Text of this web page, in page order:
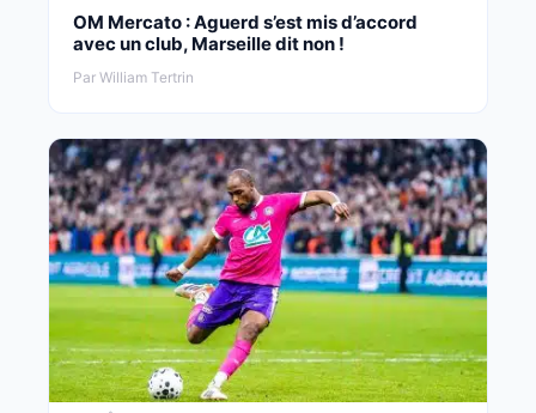
OM Mercato : Aguerd s’est mis d’accord
avec un club, Marseille dit non !
Par William Tertrin